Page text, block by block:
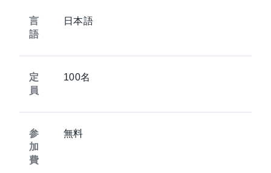
言
語
日本語
定
員
100名
参
加
費
無料